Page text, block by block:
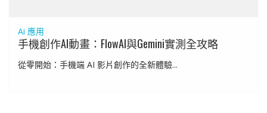
Ai 應用
手機創作AI動畫：FlowAI與Gemini實測全攻略
從零開始：手機端 AI 影片創作的全新體驗...